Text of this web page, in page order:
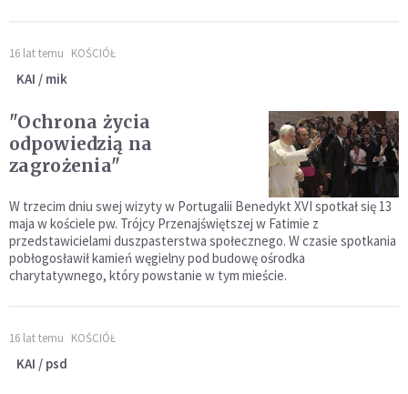
16 lat temu KOŚCIÓŁ
KAI / mik
"Ochrona życia
odpowiedzią na
zagrożenia"
W trzecim dniu swej wizyty w Portugalii Benedykt XVI spotkał się 13
maja w kościele pw. Trójcy Przenajświętszej w Fatimie z
przedstawicielami duszpasterstwa społecznego. W czasie spotkania
pobłogosławił kamień węgielny pod budowę ośrodka
charytatywnego, który powstanie w tym mieście.
16 lat temu KOŚCIÓŁ
KAI / psd